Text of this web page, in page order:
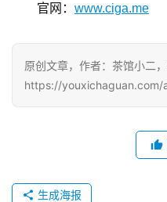
官网： www.ciga.me
原创文章，作者：茶馆小二，
https://
生成海报